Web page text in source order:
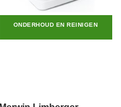
ONDERHOUD EN REINIGEN